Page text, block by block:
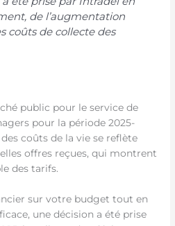
de l’augmentation
coûts de collecte des
public pour le service de
pour la période 2025-
coûts de la vie se reflète
offres reçues, qui montrent
des tarifs.
sur votre budget tout en
une décision a été prise